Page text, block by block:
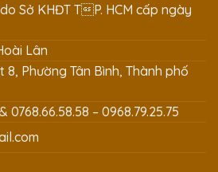
do Sở KHĐT TP. HCM cấp ngày
Lân
8, Phường Tân Bình, Thành phố
0768.66.58.58 – 0968.79.25.75